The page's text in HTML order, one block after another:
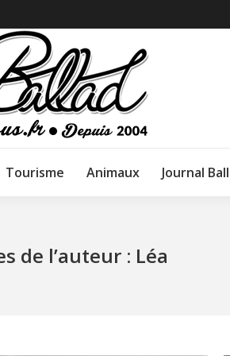
Tourisme Animaux Journal
de l’auteur : Léa